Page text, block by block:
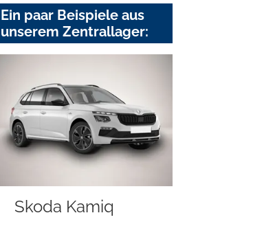
Ein paar Beispiele aus
unserem Zentrallager:
Skoda Kamiq